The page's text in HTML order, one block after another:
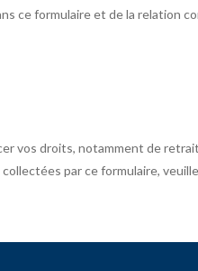
ce formulaire et de la relation
vos droits, notamment de
par ce formulaire,